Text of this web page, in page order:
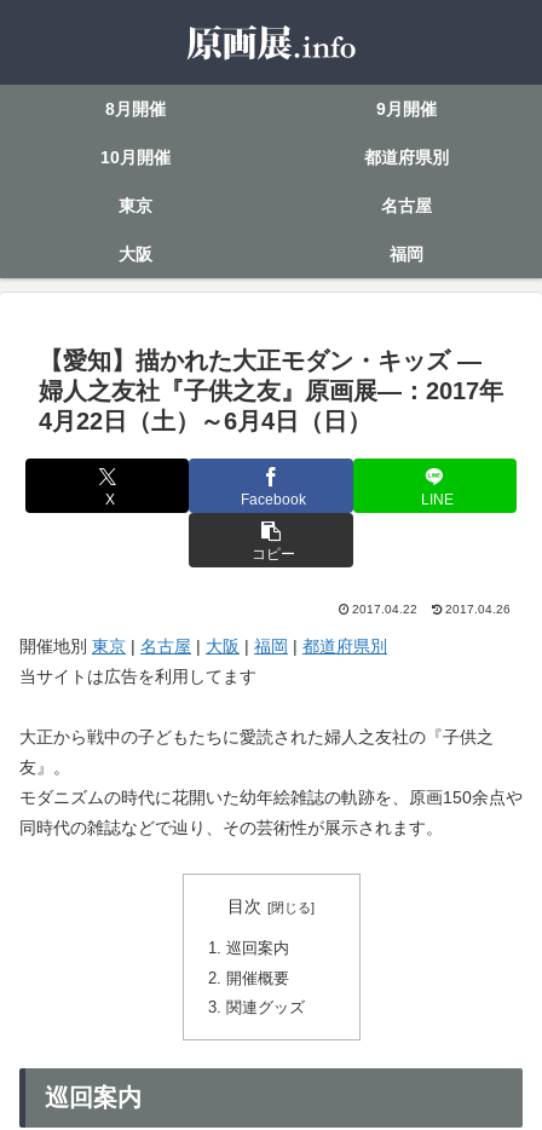
8月開催 9月開催
10月開催 都道府県別
東京 名古屋
大阪 福岡
【愛知】描かれた大正モダン・キッズ —
婦人之友社『子供之友』原画展—：2017年
4月22日（土）～6月4日（日）
X Facebook LINE
コピー
2017.04.22 2017.04.26
開催地別 東京 | 名古屋 | 大阪 | 福岡 | 都道府県別
当サイトは広告を利用してます
大正から戦中の子どもたちに愛読された婦人之友社の『子供之
友』。
モダニズムの時代に花開いた幼年絵雑誌の軌跡を、原画150余点や
同時代の雑誌などで辿り、その芸術性が展示されます。
目次
巡回案内
開催概要
関連グッズ
巡回案内